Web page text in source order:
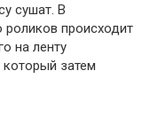
сушат. В
происходит
на ленту
который затем